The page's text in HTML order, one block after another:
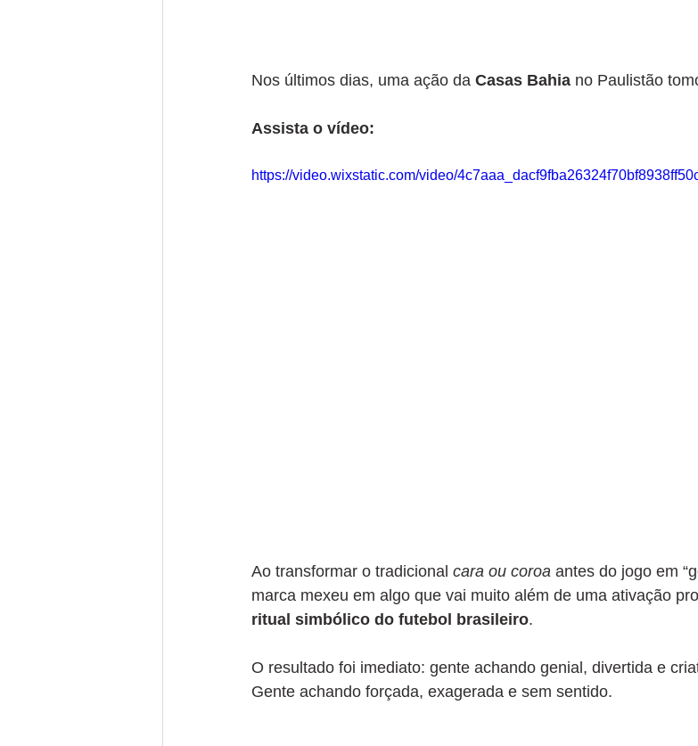
Nos últimos dias, uma ação da Casas Bahia no Paulistão
Assista o vídeo:
https://video.wixstatic.com/video/
Ao transformar o tradicional cara ou coroa antes do jogo em
marca mexeu em algo que vai muito além de uma ativação
ritual simbólico do futebol brasileiro.
O resultado foi imediato: gente achando genial, divertida e
Gente achando forçada, exagerada e sem sentido.